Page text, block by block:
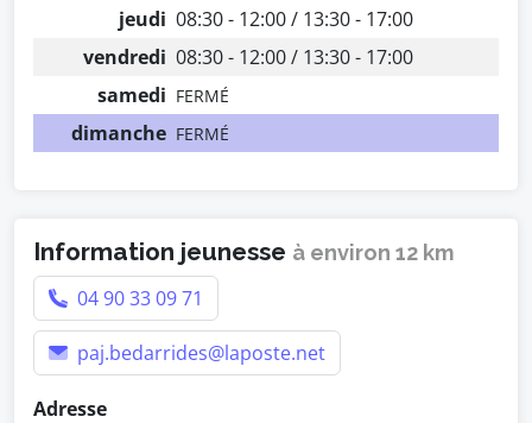
jeudi 08:30 - 12:00 / 13:30 - 17:00
vendredi 08:30 - 12:00 / 13:30 - 17:00
samedi FERMÉ
dimanche FERMÉ
Information jeunesse à environ 12 km
04 90 33 09 71
paj.bedarrides@laposte.net
Adresse